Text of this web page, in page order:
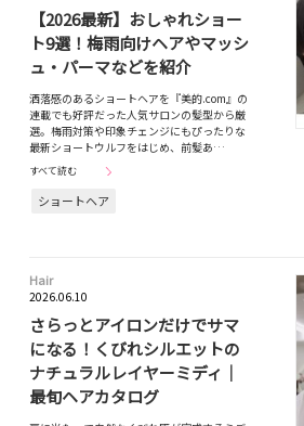
【2026最新】おしゃれショー
ト9選！梅雨向けヘアやマッシ
ュ・パーマなどを紹介
洒落感のあるショートヘアを『美的.com』の
連載でも好評だった人気サロンの髪型から厳
選。梅雨対策や印象チェンジにもぴったりな
最新ショートウルフをはじめ、前髪あ…
すべて読む
ショートヘア
Hair
2026.06.10
さらっとアイロンだけでサマ
になる！くびれシルエットの
ナチュラルレイヤーミディ｜
最旬ヘアカタログ